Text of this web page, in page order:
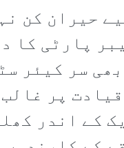
حیران کن
پارٹی کا
سر کیئر
پر
کے اندر